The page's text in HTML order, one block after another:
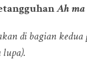
Ah ma
di bagian